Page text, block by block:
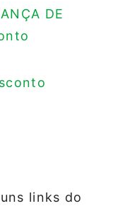
DE
links do